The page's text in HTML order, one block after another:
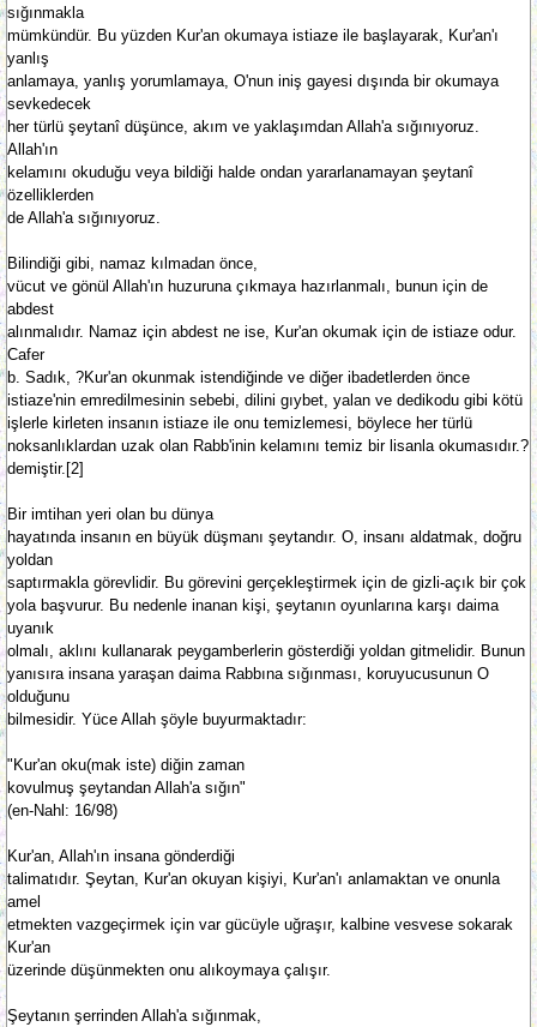
sığınmakla
mümkündür. Bu yüzden Kur'an okumaya istiaze ile başlayarak, Kur'an'ı
yanlış
anlamaya, yanlış yorumlamaya, O'nun iniş gayesi dışında bir okumaya
sevkedecek
her türlü şeytanî düşünce, akım ve yaklaşımdan Allah'a sığınıyoruz.
Allah'ın
kelamını okuduğu veya bildiği halde ondan yararlanamayan şeytanî
özelliklerden
de Allah'a sığınıyoruz.
Bilindiği gibi, namaz kılmadan önce,
vücut ve gönül Allah'ın huzuruna çıkmaya hazırlanmalı, bunun için de
abdest
alınmalıdır. Namaz için abdest ne ise, Kur'an okumak için de istiaze odur.
Cafer
b. Sadık, ?Kur'an okunmak istendiğinde ve diğer ibadetlerden önce
istiaze'nin emredilmesinin sebebi, dilini gıybet, yalan ve dedikodu gibi kötü
işlerle kirleten insanın istiaze ile onu temizlemesi, böylece her türlü
noksanlıklardan uzak olan Rabb'inin kelamını temiz bir lisanla okumasıdır.?
demiştir.[2]
Bir imtihan yeri olan bu dünya
hayatında insanın en büyük düşmanı şeytandır. O, insanı aldatmak, doğru
yoldan
saptırmakla görevlidir. Bu görevini gerçekleştirmek için de gizli-açık bir çok
yola başvurur. Bu nedenle inanan kişi, şeytanın oyunlarına karşı daima
uyanık
olmalı, aklını kullanarak peygamberlerin gösterdiği yoldan gitmelidir. Bunun
yanısıra insana yaraşan daima Rabbına sığınması, koruyucusunun O
olduğunu
bilmesidir. Yüce Allah şöyle buyurmaktadır:
"Kur'an oku(mak iste) diğin zaman
kovulmuş şeytandan Allah'a sığın"
(en-Nahl: 16/98)
Kur'an, Allah'ın insana gönderdiği
talimatıdır. Şeytan, Kur'an okuyan kişiyi, Kur'an'ı anlamaktan ve onunla
amel
etmekten vazgeçirmek için var gücüyle uğraşır, kalbine vesvese sokarak
Kur'an
üzerinde düşünmekten onu alıkoymaya çalışır.
Şeytanın şerrinden Allah'a sığınmak,